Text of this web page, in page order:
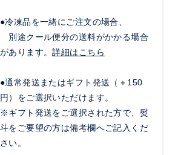
●冷凍品を一緒にご注文の場合、
別途クール便分の送料がかかる場合
があります。詳細はこちら
●通常発送またはギフト発送（＋150
円）をご選択いただけます。
※ギフト発送をご選択された方で、熨
斗をご要望の方は備考欄へご記入くだ
さい。